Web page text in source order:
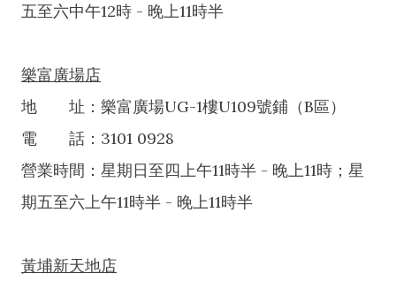
五至六中午12時 - 晚上11時半
樂富廣場店
地 址：樂富廣場UG-1樓U109號鋪（B區）
電 話：3101 0928
營業時間：星期日至四上午11時半 - 晚上11時；星
期五至六上午11時半 - 晚上11時半
黃埔新天地店